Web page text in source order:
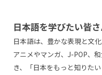
日本語を学びたい皆
日本語は、豊かな表現と文
アニメやマンガ、J-POP、
き、「日本をもっと知りた